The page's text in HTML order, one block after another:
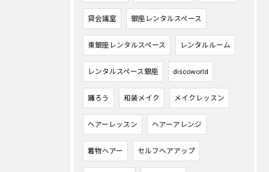
貸会議室 銀座レンタルスペース
東銀座レンタルスペース レンタルルーム
レンタルスペース銀座 discoworld
踊ろう 和装メイク メイクレッスン
ヘアーレッスン ヘアーアレンジ
着物ヘアー セルフヘアアップ